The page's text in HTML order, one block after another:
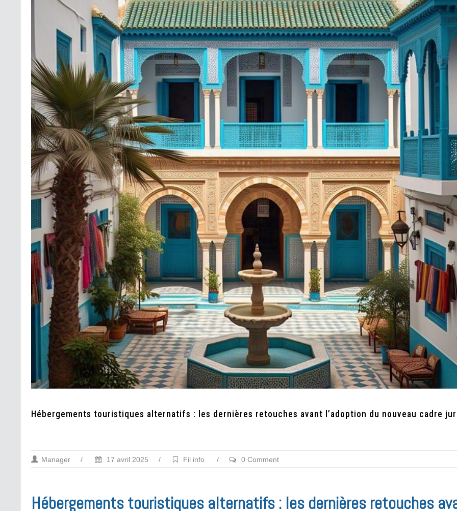
Hébergements touristiques alternatifs : les dernières retouches avant l’adoption du nouveau cadre
Manager / 17 avril 2025 / Fil info / 0 Comment
Hébergements touristiques alternatifs : les dernières retouches